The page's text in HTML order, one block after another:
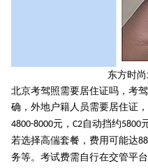
东方时
北京考驾照需要居住证吗，考
确，外地户籍人员需要居住证
4800-8000元， C2自动挡约5800
若选择高偳套餐，费用可能达
务等。考试费需自行在交管平